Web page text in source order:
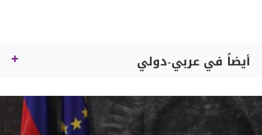
أيضاً في عربي-دولي